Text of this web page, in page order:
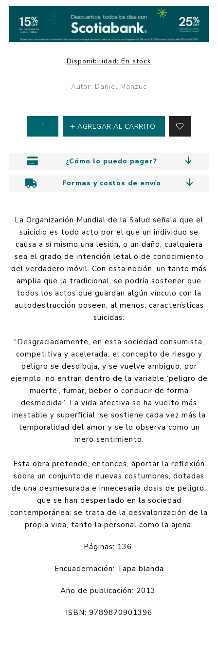
Disponibilidad: En stock
Autor: Daniel Manzuc
AGREGAR AL CARRITO
¿Cómo lo puedo pagar?
Formas y costos de envío
La Organización Mundial de la Salud señala que el
suicidio es todo acto por el que un individuo se
causa a sí mismo una lesión, o un daño, cualquiera
sea el grado de intención letal o de conocimiento
del verdadero móvil. Con esta noción, un tanto más
amplia que la tradicional, se podría sostener que
todos los actos que guardan algún vínculo con la
autodestrucción poseen, al menos, características
suicidas.
“Desgraciadamente, en esta sociedad consumista,
competitiva y acelerada, el concepto de riesgo y
peligro se desdibuja, y se vuelve ambiguo; por
ejemplo, no entran dentro de la variable ‘peligro de
muerte’, fumar, beber o conducir de forma
desmedida”. La vida afectiva se ha vuelto más
inestable y superficial, se sostiene cada vez más la
temporalidad del amor y se lo observa como un
mero sentimiento.
Esta obra pretende, entonces, aportar la reflexión
sobre un conjunto de nuevas costumbres, dotadas
de una desmesurada e innecesaria dosis de peligro,
que se han despertado en la sociedad
contemporánea: se trata de la desvalorización de la
propia vida, tanto la personal como la ajena.
Páginas: 136
Encuadernación: Tapa blanda
Año de publicación: 2013
ISBN: 9789870901396